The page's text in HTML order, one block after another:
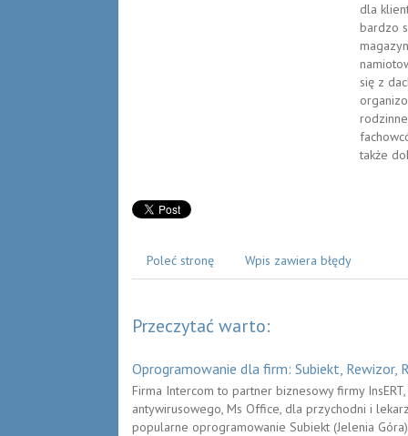
dla
bardzo
się z
także
Poleć stronę Wpis zawiera błędy
Przeczytać warto:
Oprogramowanie dla firm: Subiekt, Rewizor,
Firma Intercom to partner biznesowy firmy
antywirusowego, Ms Office, dla przychodni i
popularne oprogramowanie Subiekt (Jelenia